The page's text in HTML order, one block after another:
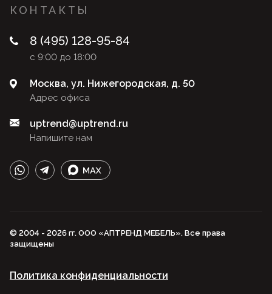
КОНТАКТЫ
8 (495) 128-95-84
с 9:00 до 18:00
Адрес офиса
Москва, ул. Нижегородская, д. 50
Напишите нам
uptrend@uptrend.ru
© 2004 - 2026 гг. ООО «АПТРЕНД МЕБЕЛЬ». Все права
защищены
Политика конфиденциальности